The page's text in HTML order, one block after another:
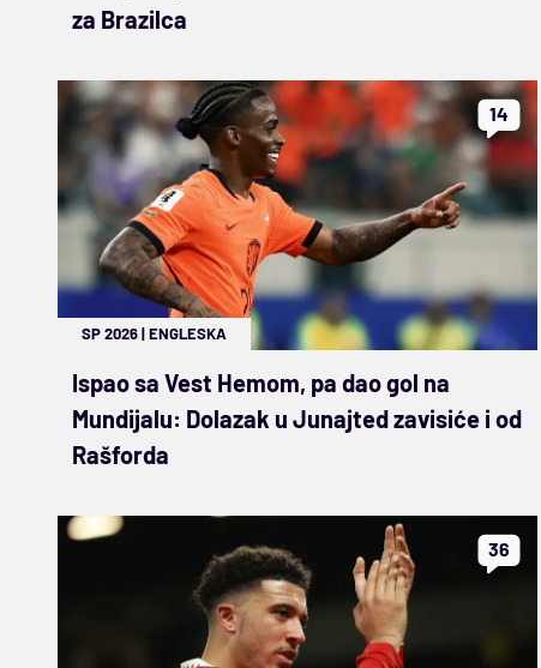
za Brazilca
14
SP 2026|ENGLESKA
Ispao sa Vest Hemom, pa dao gol na
Mundijalu: Dolazak u Junajted zavisiće i od
Rašforda
36